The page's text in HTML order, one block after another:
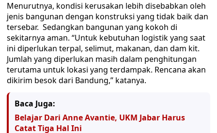
Menurutnya, kondisi kerusakan lebih disebabkan oleh
jenis bangunan dengan konstruksi yang tidak baik dan
tersebar. Sedangkan bangunan yang kokoh di
sekitarnya aman. “Untuk kebutuhan logistik yang saat
ini diperlukan terpal, selimut, makanan, dan dam kit.
Jumlah yang diperlukan masih dalam penghitungan
terutama untuk lokasi yang terdampak. Rencana akan
dikirim besok dari Bandung,” katanya.
Baca Juga:
Belajar Dari Anne Avantie, UKM Jabar Harus
Catat Tiga Hal Ini